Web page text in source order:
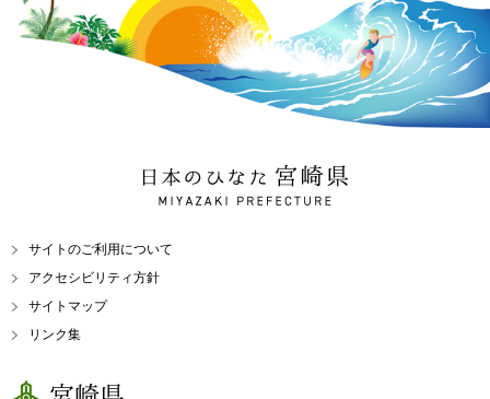
日本のひなた 宮崎県
MIYAZAKI PREFECTURE
サイトのご利用について
アクセシビリティ方針
サイトマップ
リンク集
宮崎県